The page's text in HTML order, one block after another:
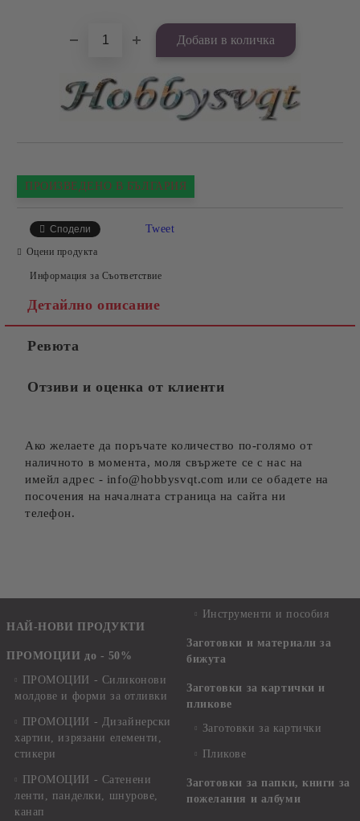
ПРОИЗВЕДЕНО В БЪЛГАРИЯ
Сподели Tweet
Оцени продукта
Информация за Съответствие
Детайлно описание
Ревюта
Отзиви и оценка от клиенти
Ако желаете да поръчате количество по-голямо от
наличното в момента, моля свържете се с нас на
имейл адрес - info@hobbysvqt.com или се обадете на
посочения на началната страница на сайта ни
телефон.
НАЙ-НОВИ ПРОДУКТИ
ПРОМОЦИИ до - 50%
ПРОМОЦИИ - Силиконови
молдове и форми за отливки
ПРОМОЦИИ - Дизайнерски
хартии, изрязани елементи,
стикери
ПРОМОЦИИ - Сатенени
ленти, панделки, шнурове,
канап
Инструменти и пособия
Заготовки и материали за
бижута
Заготовки за картички и
пликове
Заготовки за картички
Пликове
Заготовки за папки, книги за
пожелания и албуми